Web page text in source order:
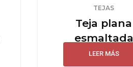
TEJAS
Teja plana
esmaltada
LEER MÁS